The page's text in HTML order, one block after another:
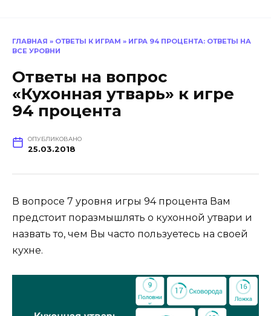
ГЛАВНАЯ » ОТВЕТЫ К ИГРАМ » ИГРА 94 ПРОЦЕНТА: ОТВЕТЫ НА
ВСЕ УРОВНИ
Ответы на вопрос
«Кухонная утварь» к игре
94 процента
ОПУБЛИКОВАНО
25.03.2018
В вопросе 7 уровня игры 94 процента Вам
предстоит поразмышлять о кухонной утвари и
назвать то, чем Вы часто пользуетесь на своей
кухне.